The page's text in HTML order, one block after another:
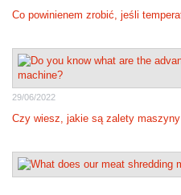
Co powinienem zrobić, jeśli
29/06/2022
Czy wiesz, jakie są zalety